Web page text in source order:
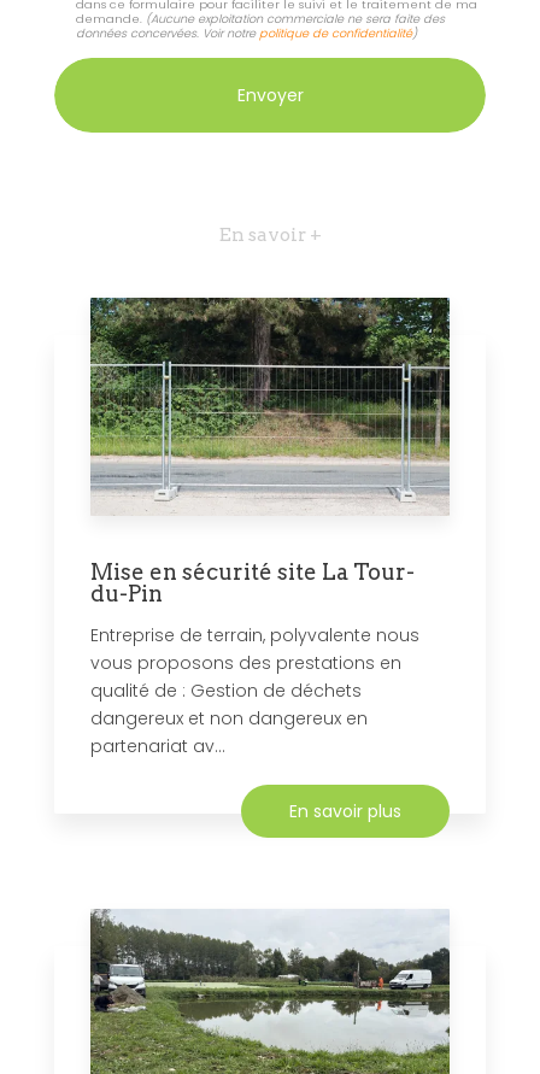
dans ce formulaire pour faciliter le suivi et le traitement de ma
demande. (Aucune exploitation commerciale ne sera faite des
données concervées. Voir notrepolitique de confidentialité)
En savoir +
Mise en sécurité site La Tour-
du-Pin
Entreprise de terrain, polyvalente nous
vous proposons des prestations en
qualité de : Gestion de déchets
dangereux et non dangereux en
partenariat av...
En savoir plus